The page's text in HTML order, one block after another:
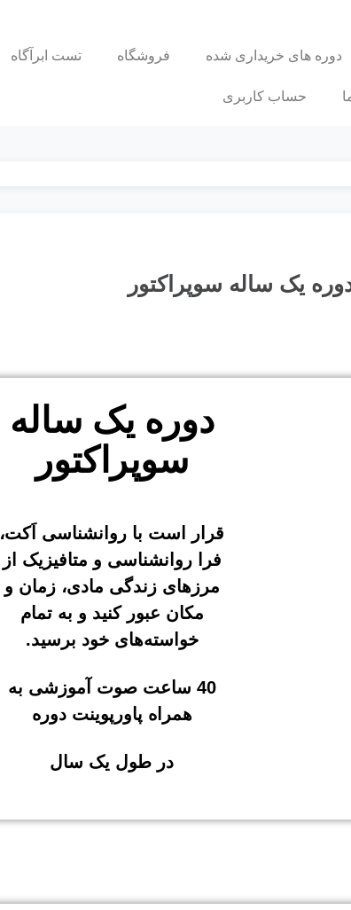
دوره های خریداری شده فروشگاه تست ابرآگاه
حساب کاربری
یک ساله سوپراکتور
دوره یک ساله
سوپراکتور
قرار است با روانشناسی اَکت،
فرا روانشناسی و متافیزیک از
مرزهای زندگی مادی، زمان و
مکان عبور کنید و به تمام
خواسته‌های خود برسید.
40 ساعت صوت آموزشی به
همراه پاورپوینت دوره
در طول یک سال